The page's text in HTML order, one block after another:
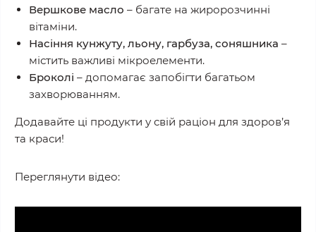
Вершкове масло – багате на жиророзчинні
вітаміни.
Насіння кунжуту, льону, гарбуза, соняшника –
містить важливі мікроелементи.
Броколі – допомагає запобігти багатьом
захворюванням.
Додавайте ці продукти у свій раціон для здоров’я
та краси!
Переглянути відео: